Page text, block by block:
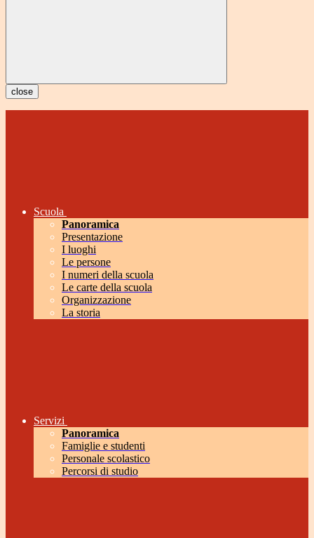
close
Scuola
Panoramica
Presentazione
I luoghi
Le persone
I numeri della scuola
Le carte della scuola
Organizzazione
La storia
Servizi
Panoramica
Famiglie e studenti
Personale scolastico
Percorsi di studio